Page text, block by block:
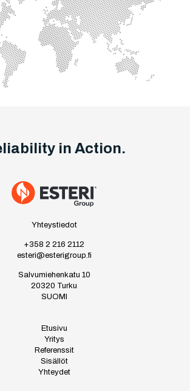
in Action.
Yhteystiedot
+358 2 216 2112
esteri@esterigroup.fi
Salvumiehenkatu 10
20320 Turku
SUOMI
Etusivu
Yritys
Referenssit
Sisällöt
Yhteydet